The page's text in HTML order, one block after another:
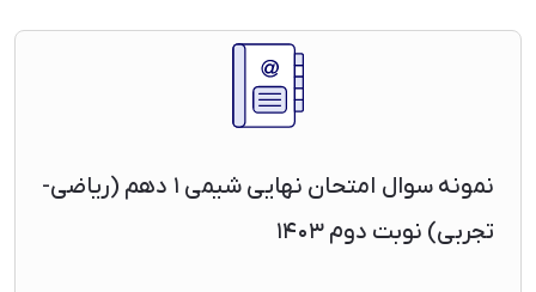
نمونه سوال امتحان نهایی شیمی ۱ دهم (ریاضی-
تجربی) نوبت دوم ۱۴۰۳